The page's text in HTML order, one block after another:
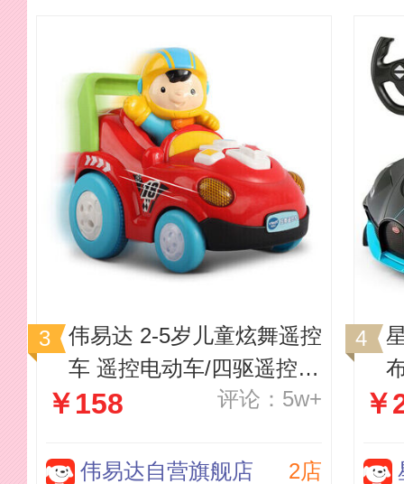
伟易达 2-5岁儿童炫舞遥控
车 遥控电动车/四驱遥控赛
车/漂移车
￥158 评论：5w+
伟易达自营旗舰店 2店
星辉
￥